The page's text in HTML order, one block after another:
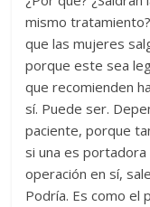
mismo
que las mujeres
porque este sea
que recomienden
sí. Puede ser.
paciente, porque
si una es
operación en sí,
Podría. Es como el